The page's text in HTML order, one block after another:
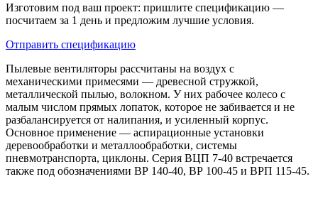
Изготовим под ваш проект: пришлите спецификацию —
посчитаем за 1 день и предложим лучшие условия.
Отправить спецификацию
Пылевые вентиляторы рассчитаны на воздух с
механическими примесями — древесной стружкой,
металлической пылью, волокном. У них рабочее колесо с
малым числом прямых лопаток, которое не забивается и не
разбалансируется от налипания, и усиленный корпус.
Основное применение — аспирационные установки
деревообработки и металлообработки, системы
пневмотранспорта, циклоны. Серия ВЦП 7-40 встречается
также под обозначениями ВР 140-40, ВР 100-45 и ВРП 115-45.